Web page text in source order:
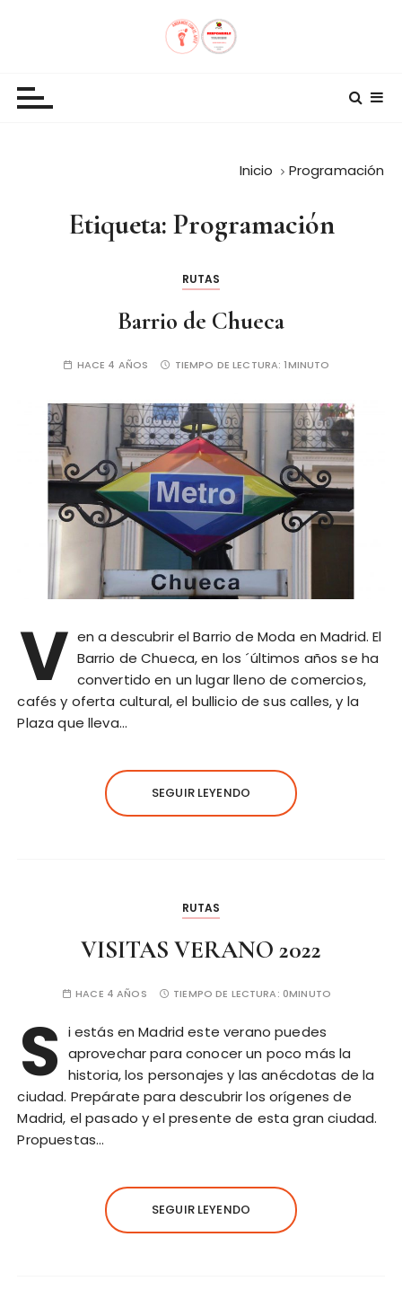
Inicio Programación
Etiqueta: Programación
RUTAS
Barrio de Chueca
HACE 4 AÑOS TIEMPO DE LECTURA:1MINUTO
V en a descubrir el Barrio de Moda en Madrid. El
Barrio de Chueca, en los ´últimos años se ha
convertido en un lugar lleno de comercios,
cafés y oferta cultural, el bullicio de sus calles, y la
Plaza que lleva…
SEGUIR LEYENDO
RUTAS
VISITAS VERANO 2022
HACE 4 AÑOS TIEMPO DE LECTURA: 0MINUTO
S i estás en Madrid este verano puedes
aprovechar para conocer un poco más la
historia, los personajes y las anécdotas de la
ciudad. Prepárate para descubrir los orígenes de
Madrid, el pasado y el presente de esta gran ciudad.
Propuestas…
SEGUIR LEYENDO